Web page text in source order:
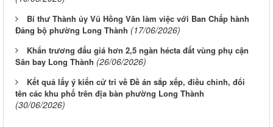
Kết quả lấy ý kiến cử tri về Đề án sắp xếp, điều chỉnh, đổi
tên các khu phố trên địa bàn phường Long Thành
(30/06/2026)
Những tin cũ hơn
Tổng hợp các Infographic về Đợt phát động thi đua đặc biệt
500 ngày (31/05/2026)
Phải có chuyển biến thực sự trong đợt thi đua đặc biệt 500
ngày đêm
(29/05/2026)